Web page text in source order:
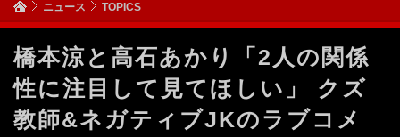
ニュース TOPICS
橋本涼と高石あかり「2人の関係
性に注目して見てほしい」 クズ
教師&ネガティブJKのラブコメ